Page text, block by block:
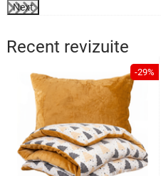
Next
Recent revizuite
-29%